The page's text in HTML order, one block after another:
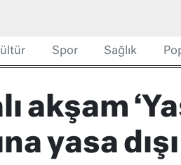
Spor Sağlık
akşam
yasa